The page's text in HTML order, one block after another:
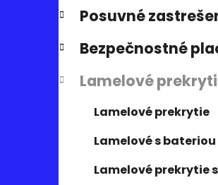
B
č
ý
Preskočiť
kategórie
a
e
ó
Posuvné
Bezpečnostné
Lamelové
Lamelové prekrytie
Lamelové s bateriou
Lamelové prekrytie